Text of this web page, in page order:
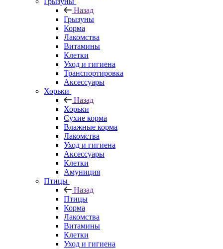
Назад
Грызуны
Корма
Лакомства
Витамины
Клетки
Уход и гигиена
Транспортировка
Аксессуары
Хорьки
Назад
Хорьки
Сухие корма
Влажные корма
Лакомства
Уход и гигиена
Аксессуары
Клетки
Амуниция
Птицы
Назад
Птицы
Корма
Лакомства
Витамины
Клетки
Уход и гигиена